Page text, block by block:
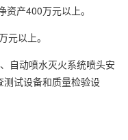
产400万元以上。
元以上。
自动喷水灭火系统喷头安
试设备和质量检验设